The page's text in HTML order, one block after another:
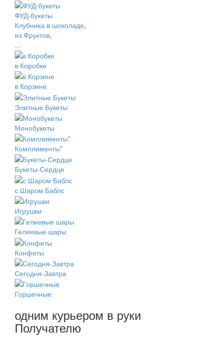
ФУД-букеты
Клубника в шоколаде,
из Фруктов,
...
в Коробке
в Корзине
Элитные Букеты
Монобукеты
Комплименты*
Букеты-Сердце
с Шаром Баблс
Игрушки
Гелиевые шары
Конфеты
Сегодня-Завтра
Горшечные
одним курьером в руки
Получателю